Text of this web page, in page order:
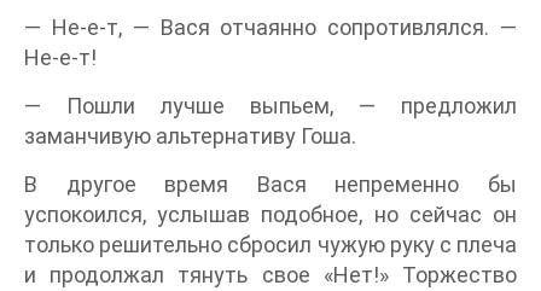
— Не-е-т, — Вася отчаянно сопротивлялся. —
Не-е-т!
— Пошли лучше выпьем, — предложил
заманчивую альтернативу Гоша.
В другое время Вася непременно бы
успокоился, услышав подобное, но сейчас он
только решительно сбросил чужую руку с плеча
и продолжал тянуть свое «Нет!» Торжество